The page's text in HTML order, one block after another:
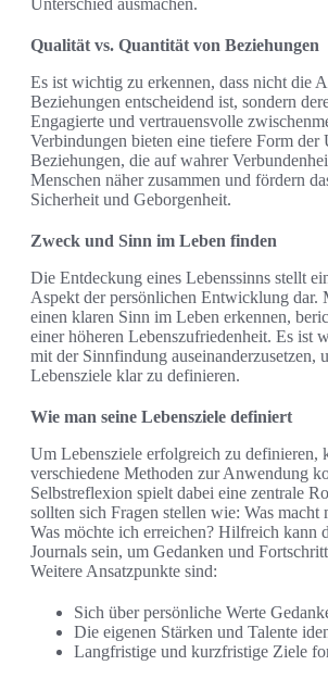
Unterschied ausmachen.
Qualität vs. Quantität von Beziehungen
Es ist wichtig zu erkennen, dass nicht die
Beziehungen entscheidend ist, sondern
Engagierte und vertrauensvolle
Verbindungen bieten eine tiefere Form der
Beziehungen, die auf wahrer
Menschen näher zusammen und fördern
Sicherheit und Geborgenheit.
Zweck und Sinn im Leben finden
Die Entdeckung eines Lebenssinns stellt
Aspekt der persönlichen Entwicklung dar.
einen klaren Sinn im Leben erkennen,
einer höheren Lebenszufriedenheit. Es ist
mit der Sinnfindung auseinanderzusetzen,
Lebensziele klar zu definieren.
Wie man seine Lebensziele definiert
Um Lebensziele erfolgreich zu definieren,
verschiedene Methoden zur Anwendung
Selbstreflexion spielt dabei eine zentrale
sollten sich Fragen stellen wie: Was
Was möchte ich erreichen? Hilfreich kann
Journals sein, um Gedanken und
Weitere Ansatzpunkte sind:
Sich über persönliche Werte
Die eigenen Stärken und Talente
Langfristige und kurzfristige Ziele